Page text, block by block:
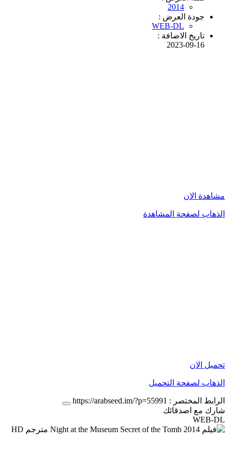
2014
جودة العرض :
WEB-DL
تاريخ الاضافة :
2023-09-16
مشاهدة الان
الذهاب لصفحة المشاهدة
تحميل الان
الذهاب لصفحة التحميل
الرابط المختصر : https://arabseed.im/?p=55991
شارك مع اصدقائك
WEB-DL